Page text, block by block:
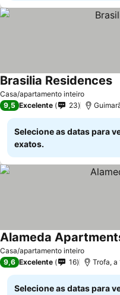
Casa/apartamento inteiro
Brasilia Residences
9,5 Excelente 23
Selecione as datas para
exatos.
Casa/apartamento inteiro
Alameda
9,6 Excelente 16 Trofa, a
Selecione as datas para